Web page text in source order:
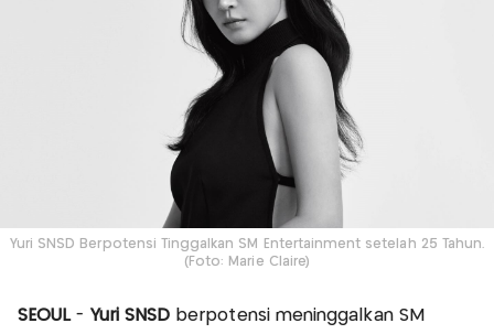
Yuri SNSD Berpotensi Tinggalkan SM Entertainment setelah 25 Tahun.
(Foto: Marie Claire)
SEOUL- Yuri SNSD berpotensi meninggalkan SM